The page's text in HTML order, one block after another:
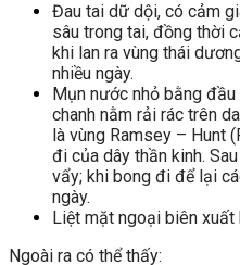
Đau tai dữ dội, có cảm
sâu trong tai, đồng thời
khi lan ra vùng thái
nhiều ngày.
Mụn nước nhỏ bằng
chanh nằm rải rác trên
là vùng Ramsey – Hunt
đi của dây thần kinh.
vẩy; khi bong đi để lại
ngày.
Liệt mặt ngoại biên xuất
Ngoài ra có thể thấy: